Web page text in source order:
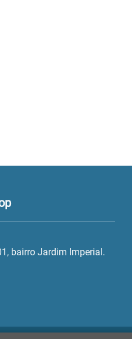
bairro Jardim Imperial.